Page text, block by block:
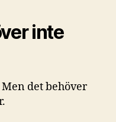
inte
det behöver